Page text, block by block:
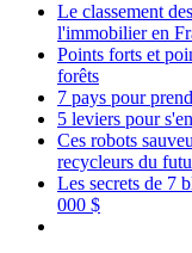
Le classement
l'immobilier en
Points forts et
forêts
7 pays pour
5 leviers pour
Ces robots
recycleurs du
Les secrets de 7
000 $